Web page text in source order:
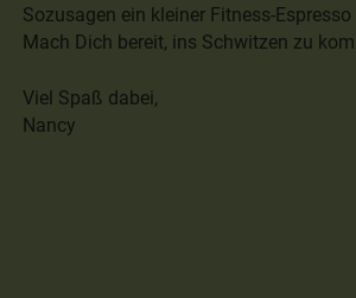
Sozusagen ein kleiner Fitness-Espresso
Mach Dich bereit, ins Schwitzen zu
Viel Spaß dabei,
Nancy